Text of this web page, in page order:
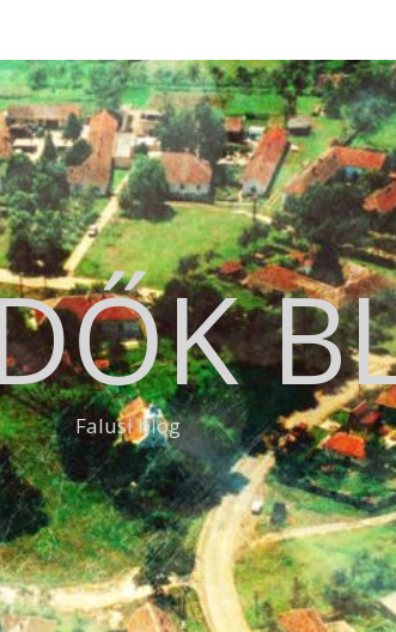
Falusi blog